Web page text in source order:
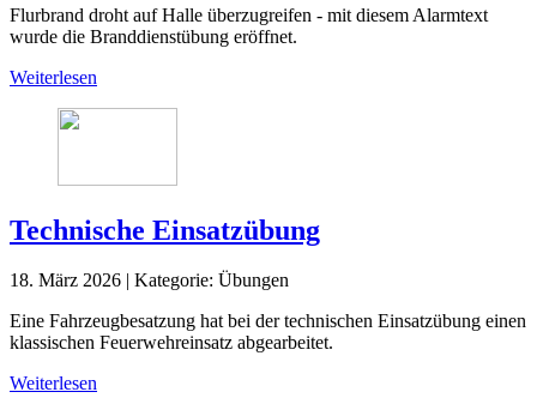
Flurbrand droht auf Halle überzugreifen - mit diesem Alarmtext
wurde die Branddienstübung eröffnet.
Weiterlesen
Technische Einsatzübung
18. März 2026 | Kategorie: Übungen
Eine Fahrzeugbesatzung hat bei der technischen Einsatzübung einen
klassischen Feuerwehreinsatz abgearbeitet.
Weiterlesen